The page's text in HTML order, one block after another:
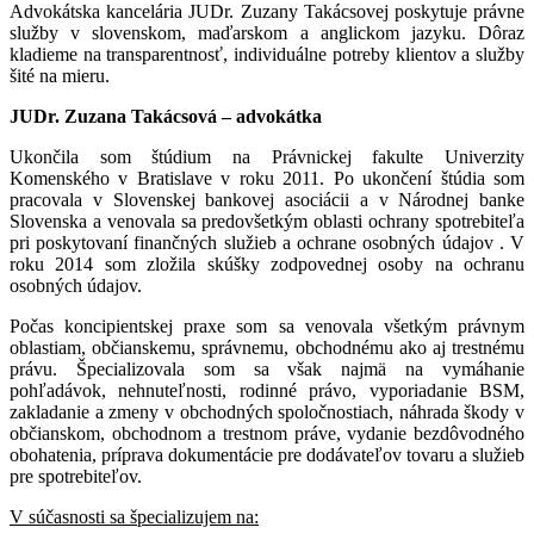
Advokátska kancelária JUDr. Zuzany Takácsovej poskytuje právne
služby v slovenskom, maďarskom a anglickom jazyku. Dôraz
kladieme na transparentnosť, individuálne potreby klientov a služby
šité na mieru.
JUDr. Zuzana Takácsová – advokátka
Ukončila som štúdium na Právnickej fakulte Univerzity
Komenského v Bratislave v roku 2011. Po ukončení štúdia som
pracovala v Slovenskej bankovej asociácii a v Národnej banke
Slovenska a venovala sa predovšetkým oblasti ochrany spotrebiteľa
pri poskytovaní finančných služieb a ochrane osobných údajov . V
roku 2014 som zložila skúšky zodpovednej osoby na ochranu
osobných údajov.
Počas koncipientskej praxe som sa venovala všetkým právnym
oblastiam, občianskemu, správnemu, obchodnému ako aj trestnému
právu. Špecializovala som sa však najmä na vymáhanie
pohľadávok, nehnuteľnosti, rodinné právo, vyporiadanie BSM,
zakladanie a zmeny v obchodných spoločnostiach, náhrada škody v
občianskom, obchodnom a trestnom práve, vydanie bezdôvodného
obohatenia, príprava dokumentácie pre dodávateľov tovaru a služieb
pre spotrebiteľov.
V súčasnosti sa špecializujem na: